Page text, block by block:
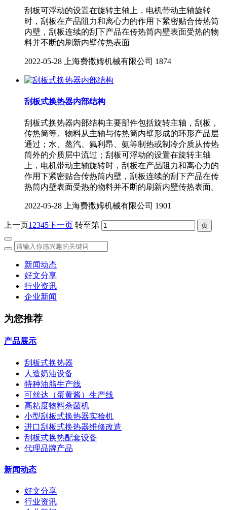
刮板可浮动的设置在旋转主轴上，电机带动主轴旋转
时，刮板在产品阻力和离心力的作用下紧密贴合传热筒
内壁，刮板连续的刮下产品在传热筒内壁表面受热的物
料并不断的刷新内壁传热表面
2022-05-28 上海费撒姆机械有限公司 1874
刮板式换热器内部结构
刮板式换热器内部结构主要部件包括旋转主轴，刮板，
传热筒等。物料从主轴与传热筒内壁形成的环形产品层
通过；水、蒸汽、氟利昂、氨等制热或制冷介质从传热
筒外的介质层中流过；刮板可浮动的设置在旋转主轴
上，电机带动主轴旋转时，刮板在产品阻力和离心力的
作用下紧密贴合传热筒内壁，刮板连续的刮下产品在传
热筒内壁表面受热的物料并不断的刷新内壁传热表面。
2022-05-28 上海费撒姆机械有限公司 1901
上一页1 2345下一页 转至第
新闻动态
好文分享
行业资讯
企业新闻
为您推荐
产品展示
刮板式换热器
人造奶油设备
特种油脂生产线
可丝达（蛋黄酱）生产线
高粘度物料杀菌机
小型刮板式换热器实验机
进口刮板式换热器维修改造
刮板式换热配套设备
代理品牌产品
新闻动态
好文分享
行业资讯